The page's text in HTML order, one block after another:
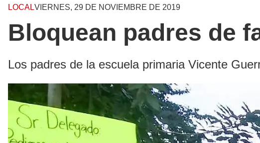
LOCALVIERNES, 29 DE NOVIEMBRE DE 2019
Bloquean padres de
Los padres de la escuela primaria Vicente